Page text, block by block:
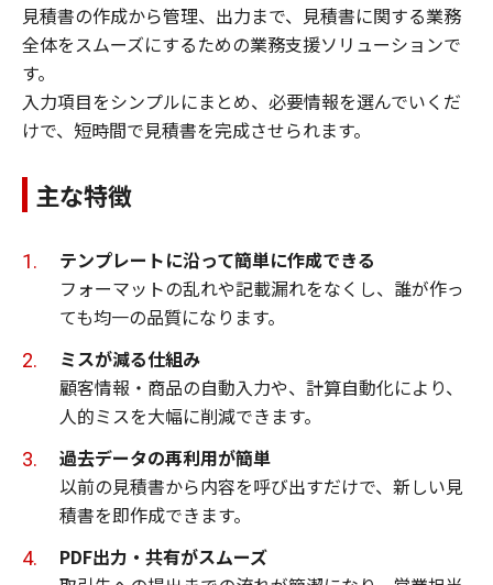
見積書の作成から管理、出力まで、見積書に関する業務
全体をスムーズにするための業務支援ソリューションで
す。
入力項目をシンプルにまとめ、必要情報を選んでいくだ
けで、短時間で見積書を完成させられます。
主な特徴
テンプレートに沿って簡単に作成できる
フォーマットの乱れや記載漏れをなくし、誰が作っ
ても均一の品質になります。
ミスが減る仕組み
顧客情報・商品の自動入力や、計算自動化により、
人的ミスを大幅に削減できます。
過去データの再利用が簡単
以前の見積書から内容を呼び出すだけで、新しい見
積書を即作成できます。
PDF出力・共有がスムーズ